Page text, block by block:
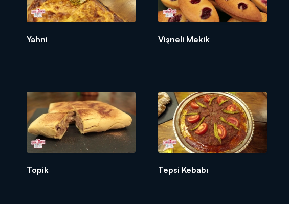
Yahni Vişneli Mekik
Topik Tepsi Kebabı